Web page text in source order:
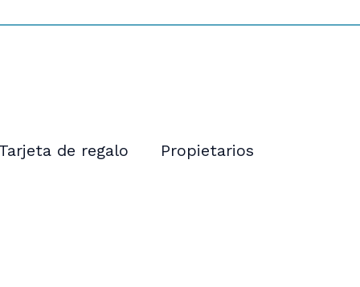
Tarjeta de regalo Propietarios